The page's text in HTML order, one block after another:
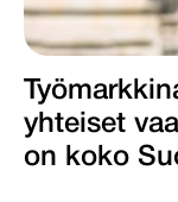
yhteiset
on koko